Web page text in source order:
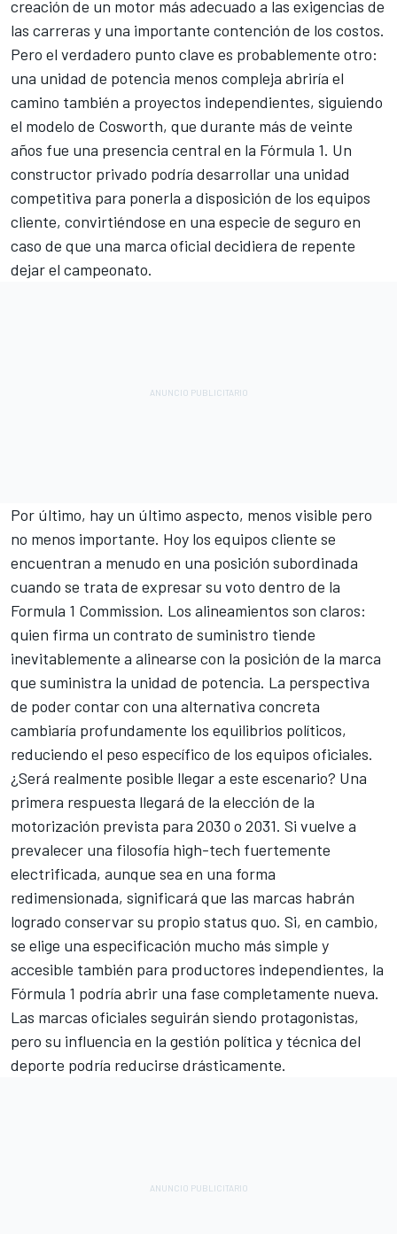
creación de un motor más adecuado a las exigencias de
las carreras y una importante contención de los costos.
Pero el verdadero punto clave es probablemente otro:
una unidad de potencia menos compleja abriría el
camino también a proyectos independientes, siguiendo
el modelo de Cosworth, que durante más de veinte
años fue una presencia central en la Fórmula 1. Un
constructor privado podría desarrollar una unidad
competitiva para ponerla a disposición de los equipos
cliente, convirtiéndose en una especie de seguro en
caso de que una marca oficial decidiera de repente
dejar el campeonato.
Por último, hay un último aspecto, menos visible pero
no menos importante. Hoy los equipos cliente se
encuentran a menudo en una posición subordinada
cuando se trata de expresar su voto dentro de la
Formula 1 Commission. Los alineamientos son claros:
quien firma un contrato de suministro tiende
inevitablemente a alinearse con la posición de la marca
que suministra la unidad de potencia. La perspectiva
de poder contar con una alternativa concreta
cambiaría profundamente los equilibrios políticos,
reduciendo el peso específico de los equipos oficiales.
¿Será realmente posible llegar a este escenario? Una
primera respuesta llegará de la elección de la
motorización prevista para 2030 o 2031. Si vuelve a
prevalecer una filosofía high-tech fuertemente
electrificada, aunque sea en una forma
redimensionada, significará que las marcas habrán
logrado conservar su propio status quo. Si, en cambio,
se elige una especificación mucho más simple y
accesible también para productores independientes, la
Fórmula 1 podría abrir una fase completamente nueva.
Las marcas oficiales seguirán siendo protagonistas,
pero su influencia en la gestión política y técnica del
deporte podría reducirse drásticamente.